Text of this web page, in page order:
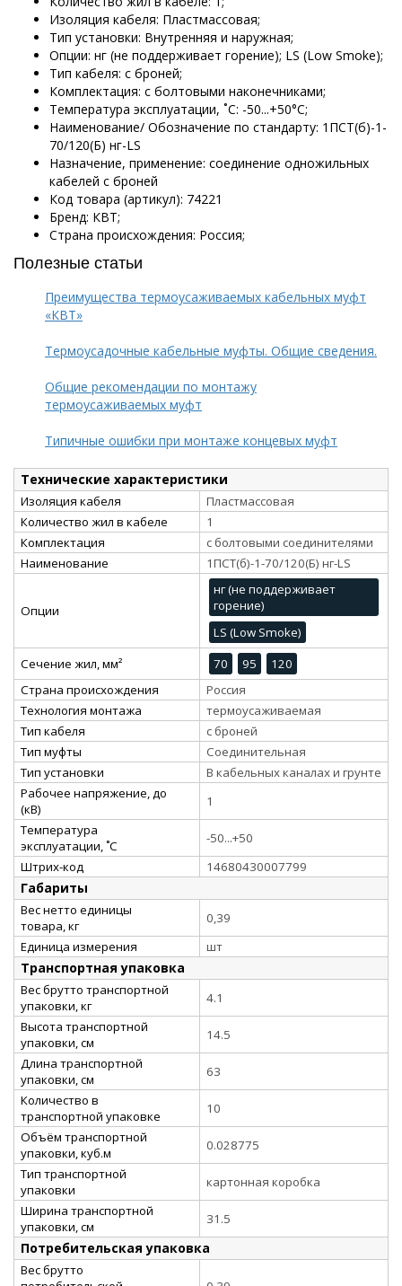
Изоляция кабеля: Пластмассовая;
Тип установки: Внутренняя и наружная;
Опции: нг (не поддерживает горение); LS (Low Smoke);
Тип кабеля: с броней;
Комплектация: с болтовыми наконечниками;
Температура эксплуатации, ˚С: -50...+50°С;
Наименование/ Обозначение по стандарту: 1ПСТ(б)-1-
70/120(Б) нг-LS
Назначение, применение: соединение одножильных
кабелей с броней
Код товара (артикул): 74221
Бренд: КВТ;
Страна происхождения: Россия;
Полезные статьи
Преимущества термоусаживаемых кабельных муфт
«КВТ»
Термоусадочные кабельные муфты. Общие сведения.
Общие рекомендации по монтажу
термоусаживаемых муфт
Типичные ошибки при монтаже концевых муфт
Технические характеристики
Изоляция кабеля
Пластмассовая
Количество жил в кабеле
1
Комплектация
с болтовыми соединителями
Наименование
1ПСТ(б)-1-70/120(Б) нг-LS
Опции
нг (не поддерживает
горение)
LS (Low Smoke)
Сечение жил, мм²
70 95
120
Страна происхождения
Россия
Технология монтажа
термоусаживаемая
Тип кабеля
с броней
Тип муфты
Соединительная
Тип установки
В кабельных каналах и грунте
Рабочее напряжение, до
(кВ)
1
Температура
эксплуатации, ˚С
-50...+50
Штрих-код
14680430007799
Габариты
Вес нетто единицы
товара, кг
0,39
Единица измерения
шт
Транспортная упаковка
Вес брутто транспортной
упаковки, кг
4.1
Высота транспортной
упаковки, см
14.5
Длина транспортной
упаковки, см
63
Количество в
транспортной упаковке
10
Объём транспортной
упаковки, куб.м
0.028775
Тип транспортной
упаковки
картонная коробка
Ширина транспортной
упаковки, см
31.5
Потребительская упаковка
Вес брутто